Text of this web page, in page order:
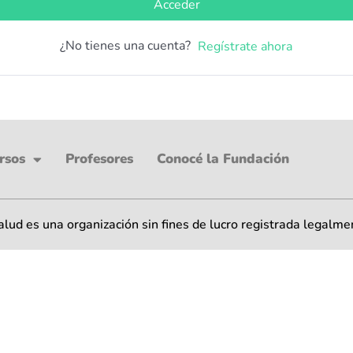
Acceder
¿No tienes una cuenta? Regístrate ahora
Profesores Conocé la Fundación
es una organización sin fines de lucro registrada